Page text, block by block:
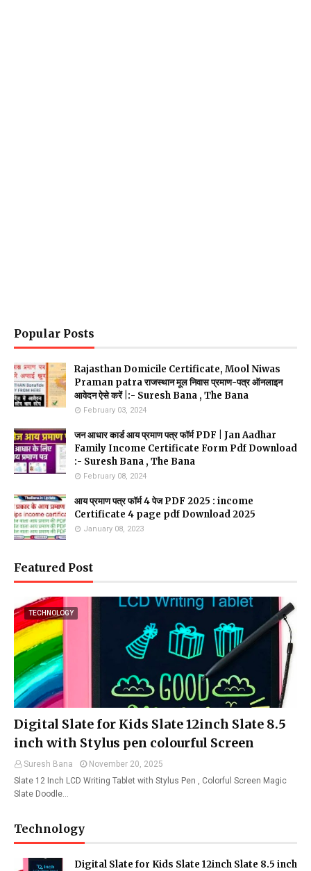
Popular Posts
Rajasthan Domicile Certificate, Mool Niwas
Praman patra राजस्थान मूल निवास प्रमाण-पत्र ऑनलाइन
आवेदन ऐसे करें |:- Suresh Bana , The Bana
February 03, 2024
जन आधार कार्ड आय प्रमाण पत्र फॉर्म PDF | Jan Aadhar
Family Income Certificate Form Pdf Download
:- Suresh Bana , The Bana
February 08, 2024
आय प्रमाण पत्र फॉर्म 4 पेज PDF 2025 : income
Certificate 4 page pdf Download 2025
January 08, 2023
Featured Post
TECHNOLOGY
Digital Slate for Kids Slate 12inch Slate 8.5
inch with Stylus pen colourful Screen
Suresh Bana
November 20, 2025
Slate 12 Inch LCD Writing Tablet with Stylus Pen , Colorful Screen Magic
Slate Doodle…
Technology
Digital Slate for Kids Slate 12inch Slate 8.5 inch